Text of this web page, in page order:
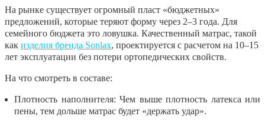
На рынке существует огромный пласт «бюджетных»
предложений, которые теряют форму через 2–3 года. Для
семейного бюджета это ловушка. Качественный матрас, такой
как изделия бренда Sonlax, проектируется с расчетом на 10–15
лет эксплуатации без потери ортопедических свойств.
На что смотреть в составе:
Плотность наполнителя: Чем выше плотность латекса или
пены, тем дольше матрас будет «держать удар».